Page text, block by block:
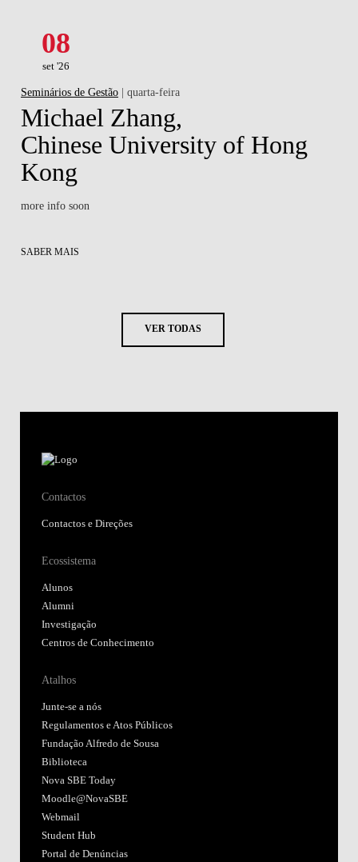
08
set '26
Seminários de Gestão | quarta-feira
Michael Zhang,
Chinese University of Hong
Kong
more info soon
SABER MAIS
VER TODAS
Contactos
Contactos e Direções
Ecossistema
Alunos
Alumni
Investigação
Centros de Conhecimento
Atalhos
Junte-se a nós
Regulamentos e Atos Públicos
Fundação Alfredo de Sousa
Biblioteca
Nova SBE Today
Moodle@NovaSBE
Webmail
Student Hub
Portal de Denúncias